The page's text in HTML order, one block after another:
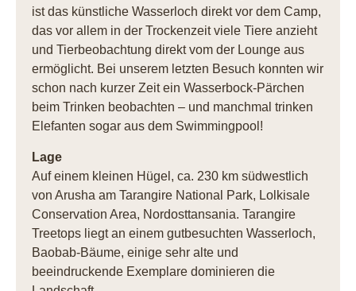
ist das künstliche Wasserloch direkt vor dem Camp,
das vor allem in der Trockenzeit viele Tiere anzieht
und Tierbeobachtung direkt vom der Lounge aus
ermöglicht. Bei unserem letzten Besuch konnten wir
schon nach kurzer Zeit ein Wasserbock-Pärchen
beim Trinken beobachten – und manchmal trinken
Elefanten sogar aus dem Swimmingpool!
Lage
Auf einem kleinen Hügel, ca. 230 km südwestlich
von Arusha am Tarangire National Park, Lolkisale
Conservation Area, Nordosttansania. Tarangire
Treetops liegt an einem gutbesuchten Wasserloch,
Baobab-Bäume, einige sehr alte und
beeindruckende Exemplare dominieren die